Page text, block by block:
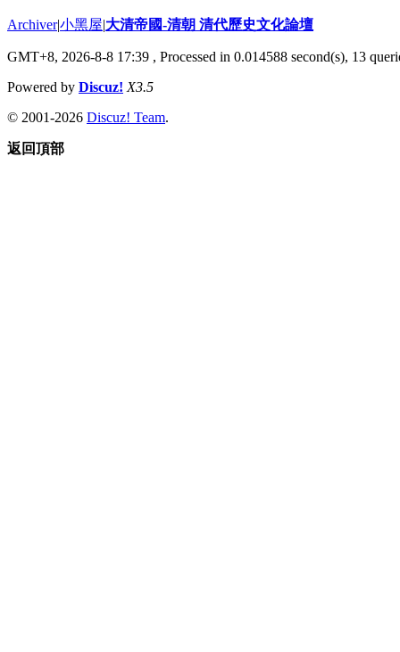
Archiver|小黑屋|大清帝國-清朝 清代歷史文化論壇
GMT+8, 2026-8-8 17:39 , Processed in 0.014588 second(s), 13
Powered by Discuz! X3.5
© 2001-2026 Discuz! Team.
返回頂部